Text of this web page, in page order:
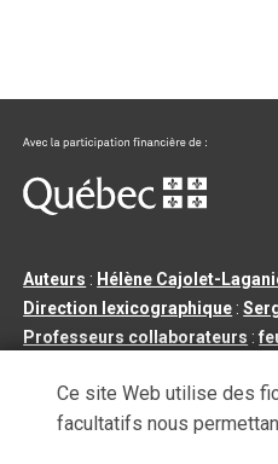
Auteurs : Hélène Cajolet-
Direction lexicographique :
Professeurs collaborateurs :
Tous droits réservés©
Ce site Web utilise des
facultatifs nous